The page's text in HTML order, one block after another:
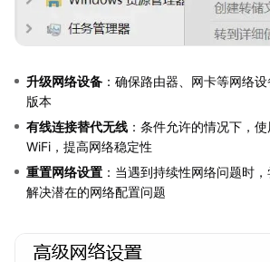
升级网络设备 ：确保路由器、网卡等网络
版本
有线连接替代无线 ：条件允许的情况下，
WiFi，提高网络稳定性
重置网络设置 ：当遇到持续性网络问题时
解决潜在的网络配置问题